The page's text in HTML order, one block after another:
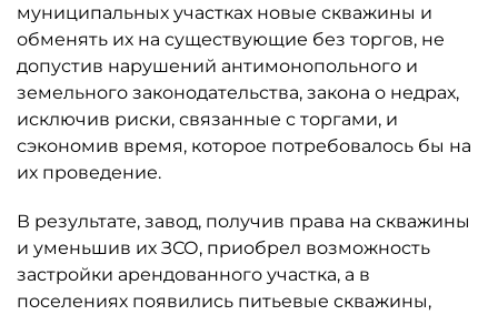
муниципальных участках новые скважины и
обменять их на существующие без торгов, не
допустив нарушений антимонопольного и
земельного законодательства, закона о недрах,
исключив риски, связанные с торгами, и
сэкономив время, которое потребовалось бы на
их проведение.
В результате, завод, получив права на скважины
и уменьшив их ЗСО, приобрел возможность
застройки арендованного участка, а в
поселениях появились питьевые скважины,